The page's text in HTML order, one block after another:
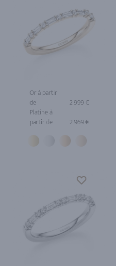
Or à partir
de
2 999 €
Platine à
partir de
2 969 €